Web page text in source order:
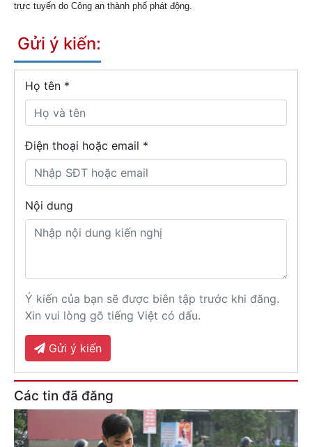
trực tuyến do Công an thành phố phát động.
Gửi ý kiến:
Họ tên *
Điện thoại hoặc email *
Nội dung
Ý kiến của bạn sẽ được biên tập trước khi đăng.
Xin vui lòng gõ tiếng Việt có dấu.
Gửi ý kiến
Các tin đã đăng